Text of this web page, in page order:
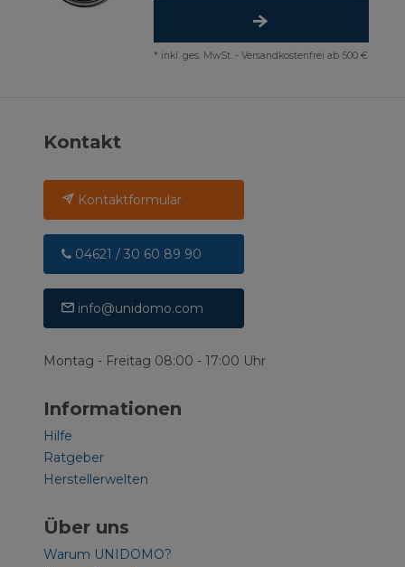
* inkl. ges. MwSt. - Versandkostenfrei ab 500 €
Kontakt
Kontaktformular
04621 / 30 60 89 90
info@unidomo.com
Montag - Freitag 08:00 - 17:00 Uhr
Informationen
Hilfe
Ratgeber
Herstellerwelten
Über uns
Warum UNIDOMO?